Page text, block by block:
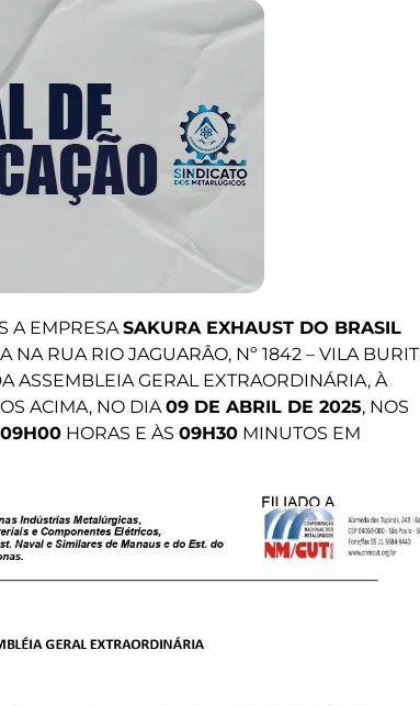
A EMPRESA SAKURA EXHAUST DO BRASIL
NA RUA RIO JAGUARÂO, Nº 1842 – VILA
ASSEMBLEIA GERAL EXTRAORDINÁRIA, À
ACIMA, NO DIA 09 DE ABRIL DE 2025, NOS
09H00 HORAS E ÀS 09H30 MINUTOS EM